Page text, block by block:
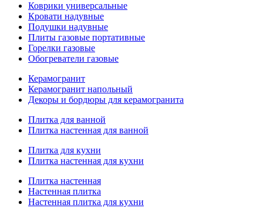
Коврики универсальные
Кровати надувные
Подушки надувные
Плиты газовые портативные
Горелки газовые
Обогреватели газовые
Керамогранит
Керамогранит напольный
Декоры и бордюры для керамогранита
Плитка для ванной
Плитка настенная для ванной
Плитка для кухни
Плитка настенная для кухни
Плитка настенная
Настенная плитка
Настенная плитка для кухни